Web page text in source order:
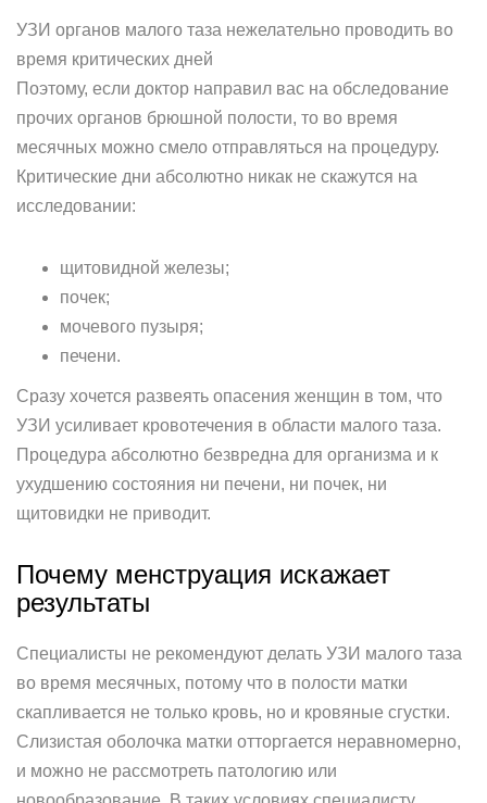
УЗИ органов малого таза нежелательно проводить во
время критических дней
Поэтому, если доктор направил вас на обследование
прочих органов брюшной полости, то во время
месячных можно смело отправляться на процедуру.
Критические дни абсолютно никак не скажутся на
исследовании:
щитовидной железы;
почек;
мочевого пузыря;
печени.
Сразу хочется развеять опасения женщин в том, что
УЗИ усиливает кровотечения в области малого таза.
Процедура абсолютно безвредна для организма и к
ухудшению состояния ни печени, ни почек, ни
щитовидки не приводит.
Почему менструация искажает
результаты
Специалисты не рекомендуют делать УЗИ малого таза
во время месячных, потому что в полости матки
скапливается не только кровь, но и кровяные сгустки.
Слизистая оболочка матки отторгается неравномерно,
и можно не рассмотреть патологию или